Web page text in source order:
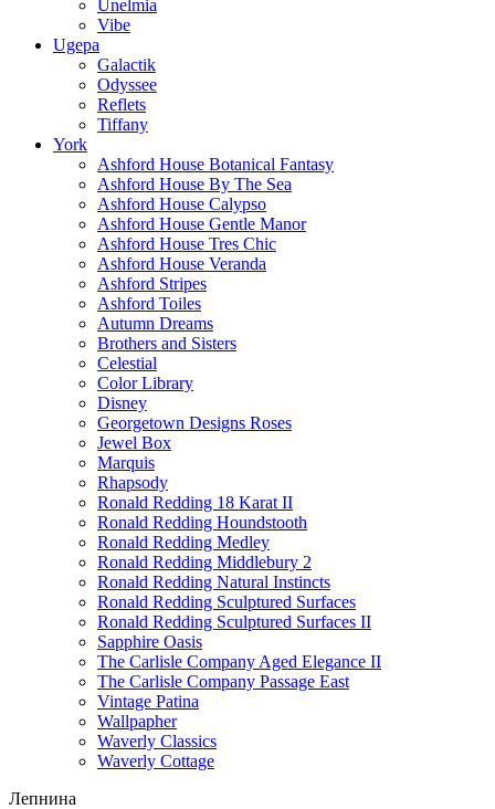
Unelmia
Vibe
Ugepa
Galactik
Odyssee
Reflets
Tiffany
York
Ashford House Botanical Fantasy
Ashford House By The Sea
Ashford House Calypso
Ashford House Gentle Manor
Ashford House Tres Chic
Ashford House Veranda
Ashford Stripes
Ashford Toiles
Autumn Dreams
Brothers and Sisters
Celestial
Color Library
Disney
Georgetown Designs Roses
Jewel Box
Marquis
Rhapsody
Ronald Redding 18 Karat II
Ronald Redding Houndstooth
Ronald Redding Medley
Ronald Redding Middlebury 2
Ronald Redding Natural Instincts
Ronald Redding Sculptured Surfaces
Ronald Redding Sculptured Surfaces II
Sapphire Oasis
The Carlisle Company Aged Elegance II
The Carlisle Company Passage East
Vintage Patina
Wallpapher
Waverly Classics
Waverly Cottage
Лепнина